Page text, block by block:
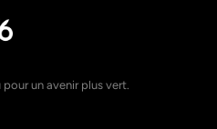
un avenir plus vert.